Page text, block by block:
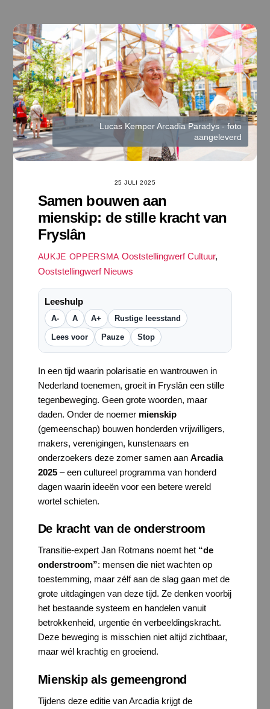
inhoud
Lucas Kemper Arcadia Paradys - foto
aangeleverd
25 JULI 2025
Samen bouwen aan
mienskip: de stille kracht van
Fryslân
AUKJE OPPERSMA Ooststellingwerf Cultuur,
Ooststellingwerf Nieuws
Leeshulp
A- A A+ Rustige leesstand
Lees voor Pauze Stop
In een tijd waarin polarisatie en wantrouwen in
Nederland toenemen, groeit in Fryslân een stille
tegenbeweging. Geen grote woorden, maar
daden. Onder de noemer mienskip
(gemeenschap) bouwen honderden vrijwilligers,
makers, verenigingen, kunstenaars en
onderzoekers deze zomer samen aan Arcadia
2025– een cultureel programma van honderd
dagen waarin ideeën voor een betere wereld
wortel schieten.
De kracht van de onderstroom
Transitie-expert Jan Rotmans noemt het “de
onderstroom”: mensen die niet wachten op
toestemming, maar zélf aan de slag gaan met de
grote uitdagingen van deze tijd. Ze denken voorbij
het bestaande systeem en handelen vanuit
betrokkenheid, urgentie én verbeeldingskracht.
Deze beweging is misschien niet altijd zichtbaar,
maar wél krachtig en groeiend.
Mienskip als gemeengrond
Tijdens deze editie van Arcadia krijgt de